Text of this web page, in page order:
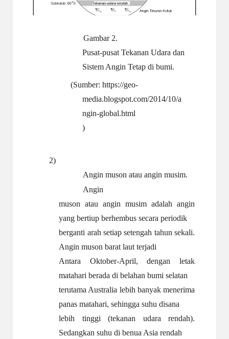
Gambar 2.
Pusat-pusat Tekanan Udara dan
Sistem Angin Tetap di bumi.
(Sumber:https://geo-
media.blogspot.com/2014/10/a
ngin-global.html
)
2)
Angin muson atau angin musim.
Angin
muson atau angin musim adalah angin
yang bertiup berhembus secara periodik
berganti arah setiap setengah tahun sekali.
Angin muson barat laut terjadi
Antara Oktober-April, dengan letak
matahari berada di belahan bumi selatan
terutama Australia lebih banyak menerima
panas matahari, sehingga suhu disana
lebih tinggi (tekanan udara rendah).
Sedangkan suhu di benua Asia rendah